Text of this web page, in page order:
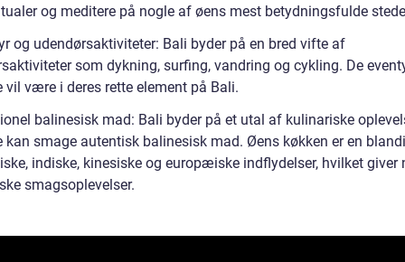
og meditere på nogle af øens mest betydningsfulde
og udendørsaktiviteter: Bali byder på en bred vifte af
som dykning, surfing, vandring og cykling. De
vil være i deres rette element på Bali.
balinesisk mad: Bali byder på et utal af kulinariske
kan smage autentisk balinesisk mad. Øens køkken er en
indiske, kinesiske og europæiske indflydelser, hvilket giver
smagsoplevelser.